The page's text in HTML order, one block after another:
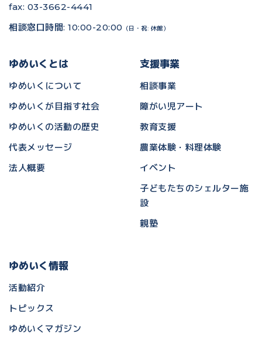
fax: 03-3662-4441
相談窓口時間: 10:00-20:00
（日・祝: 休館）
ゆめいくとは
ゆめいくについて
ゆめいくが目指す社会
ゆめいくの活動の歴史
代表メッセージ
法人概要
支援事業
相談事業
障がい児アート
教育支援
農業体験・料理体験
イベント
子どもたちのシェルター施
設
親塾
ゆめいく情報
活動紹介
トピックス
ゆめいくマガジン